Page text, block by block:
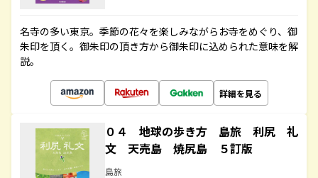
名寺の多い東京。季節の花々を楽しみながらお寺をめぐり、御
朱印を頂く。御朱印の頂き方から御朱印に込められた意味を解
説。
詳細を見る
０４ 地球の歩き方 島旅 利尻 礼
文 天売島 焼尻島 ５訂版
島旅